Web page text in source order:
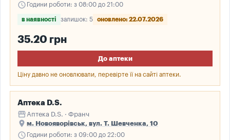
schedule Години роботи: з 08:00 до 21:00
в наявності залишок: 5 оновлено: 22.07.2026
35.20 грн
До аптеки
Ціну давно не оновлювали, перевірте її на сайті аптеки.
Аптека D.S.
storefront Аптека D.S. · Франч
place м. Новояворівськ, вул. Т. Шевченка, 10
schedule Години роботи: з 09:00 до 22:00